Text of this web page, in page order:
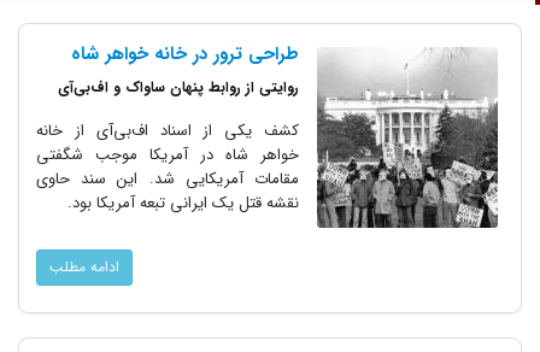
طراحی ترور در خانه خواهر شاه
روایتی از روابط پنهان ساواک و اف‌بی‌آی
کشف یکی از اسناد اف‌بی‌آی از خانه
خواهر شاه در آمریکا موجب شگفتی
مقامات آمریکایی شد. این سند حاوی
نقشه قتل یک ایرانی تبعه آمریکا بود.
ادامه مطلب